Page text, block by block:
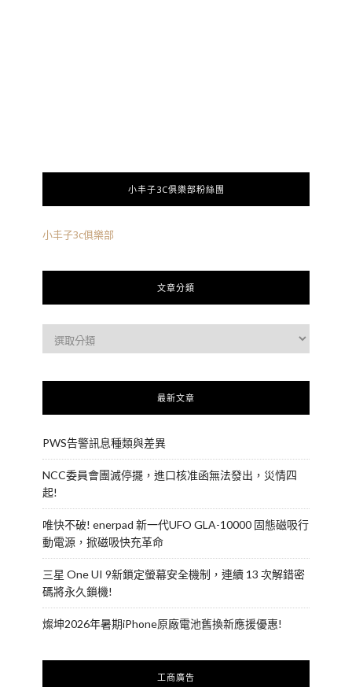
小丰子3C俱樂部粉絲團
小丰子3c俱樂部
文章分類
最新文章
PWS告警訊息種類與差異
NCC委員會團滅停擺，進口核准函無法發出，災情四
起!
唯快不破! enerpad 新一代UFO GLA-10000 固態磁吸行
動電源，掀磁吸快充革命
三星 One UI 9新鎖定螢幕安全機制，連續 13 次解錯密
碼將永久鎖機!
燦坤2026年暑期iPhone原廠電池舊換新應援優惠!
工商廣告